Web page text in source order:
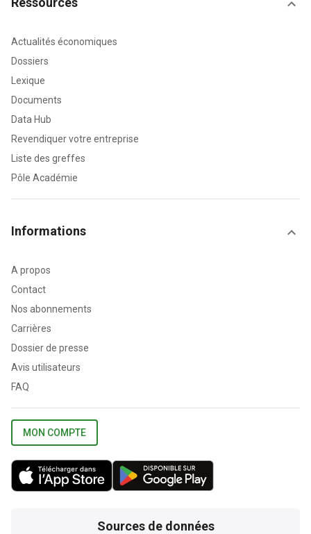
Actualités économiques
Dossiers
Lexique
Documents
Data Hub
Revendiquer votre entreprise
Liste des greffes
Pôle Académie
Informations
A propos
Contact
Nos abonnements
Carrières
Dossier de presse
Avis utilisateurs
FAQ
MON COMPTE
Sources de données